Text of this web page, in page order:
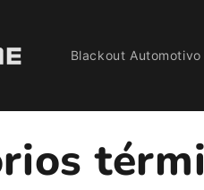
Blackout Automotivo